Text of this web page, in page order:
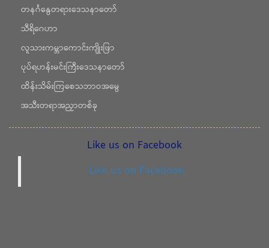
တနင်္ဂနွေတရားဒေသနာတော်
သီရိဂေဟာ
လူသားကမ္ဘာကောင်းကျိုးဖြာ
ပုပ်ရဟန်းမင်းကြီးဒေသနာတော်
ထိန်းသိမ်းကြစေသဘာဝအမွေ
အသီးတရာအညှာတစ်ခု
Like us on Facebook
Like us on Facebook